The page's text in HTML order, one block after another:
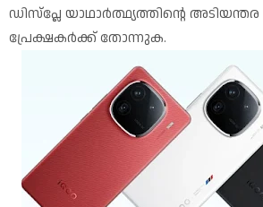
ഡിസ്‌പ്ലേ യാഥാർത്ഥ്യത്തിന്റെ
പ്രേക്ഷകർക്ക് തോന്നുക.